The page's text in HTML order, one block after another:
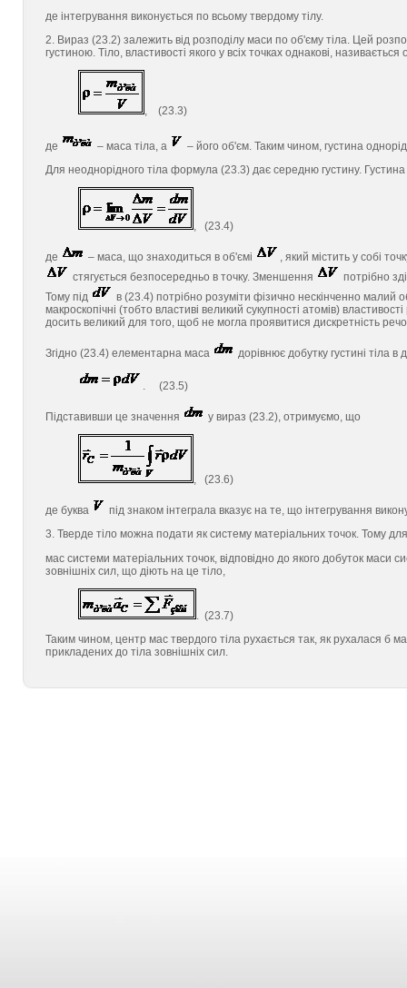
де інтегрування виконується по всьому твердому тілу.
2. Вираз (23.2) залежить від розподілу маси по об'єму тіла. Цей
густиною. Тіло, властивості якого у всіх точках однакові,
, (23.3)
де – маса тіла, а
– його об'єм. Таким чином, густина
Для неоднорідного тіла формула (23.3) дає середню густину.
, (23.4)
де – маса, що знаходиться в об'ємі
, який містить у собі
стягується безпосередньо в точку. Зменшення
потрібно
Тому під
в (23.4) потрібно розуміти фізично нескінченно
макроскопічні (тобто властиві великий сукупності атомів)
досить великий для того, щоб не могла проявитися дискретність
Згідно (23.4) елементарна маса дорівнює добутку густині тіла
. (23.5)
Підставивши це значення у вираз (23.2), отримуємо, що
, (23.6)
де буква
під знаком інтеграла вказує на те, що інтегрування
3. Тверде тіло можна подати як систему матеріальних точок. Тому
мас системи матеріальних точок, відповідно до якого добуток
зовнішніх сил, що діють на це тіло,
. (23.7)
Таким чином, центр мас твердого тіла рухається так, як рухалася б
прикладених до тіла зовнішніх сил.